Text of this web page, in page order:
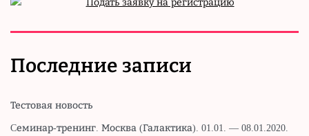
Последние записи
Тестовая новость
Cеминар-тренинг. Москва (Галактика). 01.01. — 08.01.2020.